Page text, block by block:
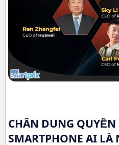
CHÂN DUNG
SMARTPHONE AI